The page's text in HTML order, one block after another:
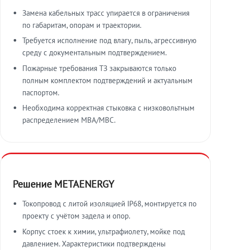
Замена кабельных трасс упирается в ограничения
по габаритам, опорам и траектории.
Требуется исполнение под влагу, пыль, агрессивную
среду с документальным подтверждением.
Пожарные требования ТЗ закрываются только
полным комплектом подтверждений и актуальным
паспортом.
Необходима корректная стыковка с низковольтным
распределением МВА/МВС.
Решение METAENERGY
Токопровод с литой изоляцией IP68, монтируется по
проекту с учётом задела и опор.
Корпус стоек к химии, ультрафиолету, мойке под
давлением. Характеристики подтверждены